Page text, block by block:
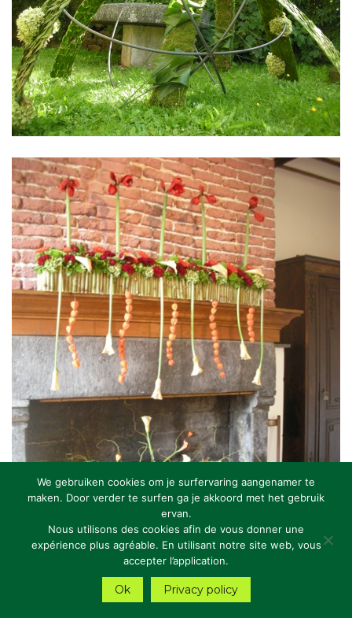
We gebruiken cookies om je surfervaring aangenamer te
maken. Door verder te surfen ga je akkoord met het gebruik
ervan.
Nous utilisons des cookies afin de vous donner une
expérience plus agréable. En utilisant notre site web, vous
accepter l’application.
Ok Privacy policy